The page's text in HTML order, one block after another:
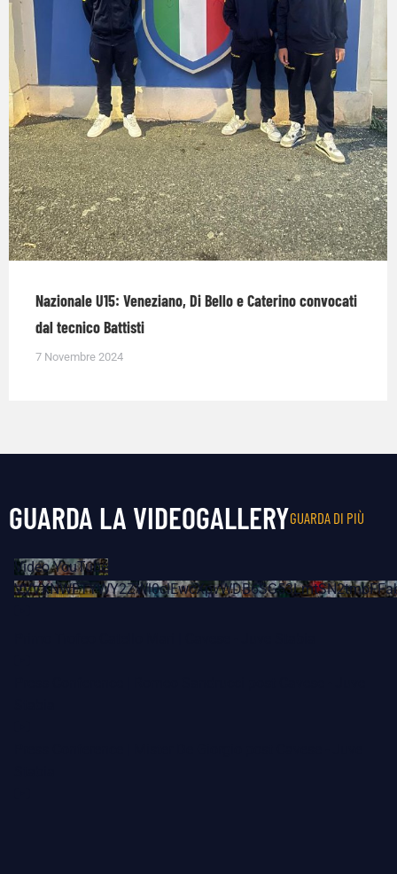
Nazionale U15: Veneziano, Di Bello e Caterino convocati
dal tecnico Battisti
7 Novembre 2024
GUARDA LA VIDEOGALLERYGUARDA DI PIÙ
Video YouTube